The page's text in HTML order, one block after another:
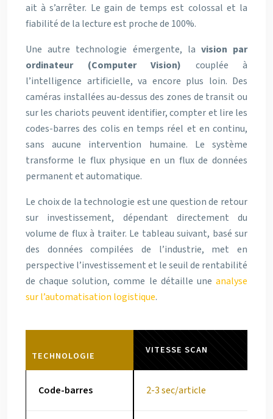
ait à s’arrêter. Le gain de temps est colossal et la
fiabilité de la lecture est proche de 100%.
Une autre technologie émergente, la vision par
ordinateur (Computer Vision) couplée à
l’intelligence artificielle, va encore plus loin. Des
caméras installées au-dessus des zones de transit ou
sur les chariots peuvent identifier, compter et lire les
codes-barres des colis en temps réel et en continu,
sans aucune intervention humaine. Le système
transforme le flux physique en un flux de données
permanent et automatique.
Le choix de la technologie est une question de retour
sur investissement, dépendant directement du
volume de flux à traiter. Le tableau suivant, basé sur
des données compilées de l’industrie, met en
perspective l’investissement et le seuil de rentabilité
de chaque solution, comme le détaille une analyse
sur l’automatisation logistique.
TECHNOLOGIE VITESSE SCAN
Code-barres 2-3 sec/article